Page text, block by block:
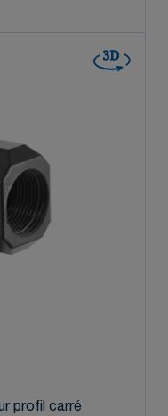
profil carré
3D